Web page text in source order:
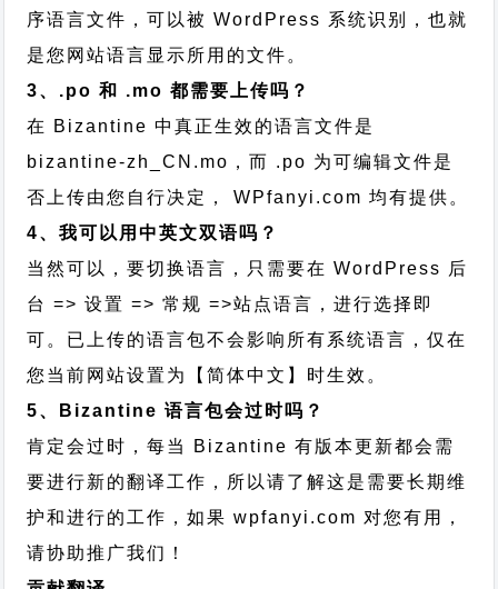
序语言文件，可以被 WordPress 系统识别，也就
是您网站语言显示所用的文件。
3、.po 和 .mo 都需要上传吗？
在 Bizantine 中真正生效的语言文件是
bizantine-zh_CN.mo，而 .po 为可编辑文件是
否上传由您自行决定， WPfanyi.com 均有提供。
4、我可以用中英文双语吗？
当然可以，要切换语言，只需要在 WordPress 后
台 => 设置 => 常规 =>站点语言，进行选择即
可。已上传的语言包不会影响所有系统语言，仅在
您当前网站设置为【简体中文】时生效。
5、Bizantine 语言包会过时吗？
肯定会过时，每当 Bizantine 有版本更新都会需
要进行新的翻译工作，所以请了解这是需要长期维
护和进行的工作，如果 wpfanyi.com 对您有用，
请协助推广我们！